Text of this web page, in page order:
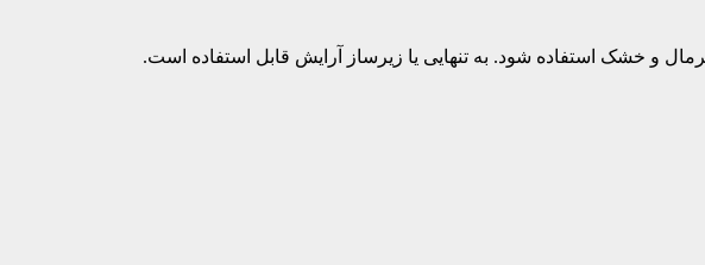
خشک استفاده شود. به تنهایی یا زیرساز آرایش قابل استفاده است.